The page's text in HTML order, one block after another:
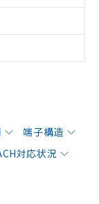
端子構造
対応状況